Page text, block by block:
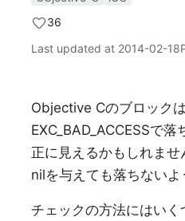
36
Last updated at 2014-02-18
Objective Cのブロック
EXC_BAD_ACCESSで
正に見えるかもしれま
nilを与えても落ちないよ
チェックの方法にはい